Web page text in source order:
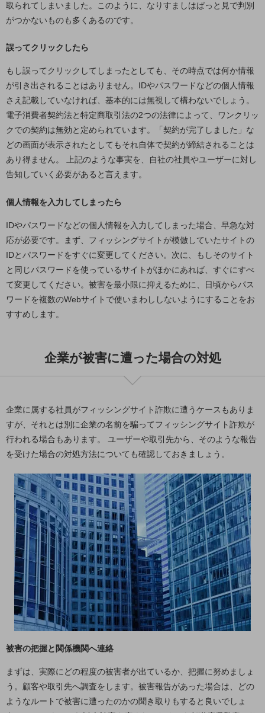
顧客体験（CX）改善
業種・業態で探す
業種・業態で探すTOP
自治体
一次産業
医療・介護
観光
製造・建設業
小売業
キーワードで探す
モバイルTOP
法人向けスマホ・携帯に関する、
おすすめの機種、料金やサービスをご紹介
ビジネス向けスマートフォン
ドコモケータイ
5G対応ホームルーター
衛星携帯電話
IOT完了済みメーカーブランド製品
料金
料金TOP
ドコモBiz データ無制限 ドコモ MAX ドコモ mini ドコモBiz かけ放題
ケータイプラン
5Gデータプラス
データプラス
IoT向け回線料金
home5Gプラン
端末の一元管理
取られてしまいました。このように、なりすましはぱっと見で判別
がつかないものも多くあるのです。
誤ってクリックしたら
もし誤ってクリックしてしまったとしても、その時点では何か情報
が引き出されることはありません。IDやパスワードなどの個人情報
さえ記載していなければ、基本的には無視して構わないでしょう。
電子消費者契約法と特定商取引法の2つの法律によって、ワンクリッ
クでの契約は無効と定められています。「契約が完了しました」な
どの画面が表示されたとしてもそれ自体で契約が締結されることは
あり得ません。 上記のような事実を、自社の社員やユーザーに対し
告知していく必要があると言えます。
個人情報を入力してしまったら
IDやパスワードなどの個人情報を入力してしまった場合、早急な対
応が必要です。まず、フィッシングサイトが模倣していたサイトの
IDとパスワードをすぐに変更してください。次に、もしそのサイト
と同じパスワードを使っているサイトがほかにあれば、すぐにすべ
て変更してください。被害を最小限に抑えるために、日頃からパス
ワードを複数のWebサイトで使いまわししないようにすることをお
すすめします。
企業が被害に遭った場合の対処
企業に属する社員がフィッシングサイト詐欺に遭うケースもありま
すが、それとは別に企業の名前を騙ってフィッシングサイト詐欺が
行われる場合もあります。 ユーザーや取引先から、そのような報告
を受けた場合の対処方法についても確認しておきましょう。
被害の把握と関係機関へ連絡
まずは、実際にどの程度の被害者が出ているか、把握に努めましょ
う。顧客や取引先へ調査をします。被害報告があった場合は、どの
ようなルートで被害に遭ったのかの聞き取りもすると良いでしょ